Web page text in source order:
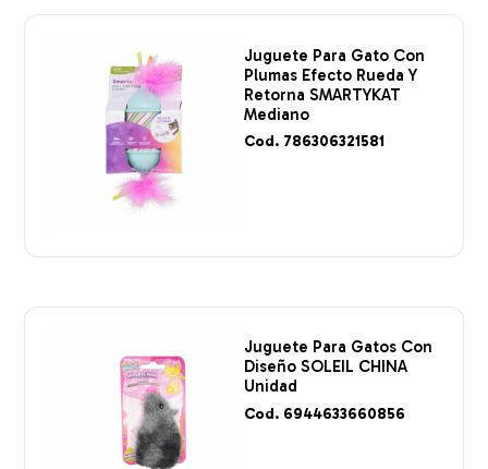
Juguete Para Gato Con
Plumas Efecto Rueda Y
Retorna SMARTYKAT
Mediano
Cod. 786306321581
Juguete Para Gatos Con
Diseño SOLEIL CHINA
Unidad
Cod. 6944633660856